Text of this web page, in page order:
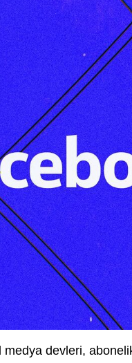
medya devleri,